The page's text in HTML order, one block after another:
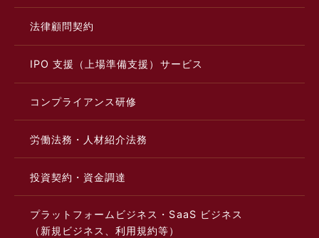
法律顧問契約
IPO 支援（上場準備支援）サービス
コンプライアンス研修
労働法務・人材紹介法務
投資契約・資金調達
プラットフォームビジネス・SaaS ビジネス
（新規ビジネス、利用規約等）